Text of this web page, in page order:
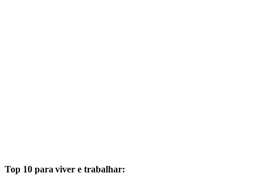
Top 10 para viver e trabalhar: